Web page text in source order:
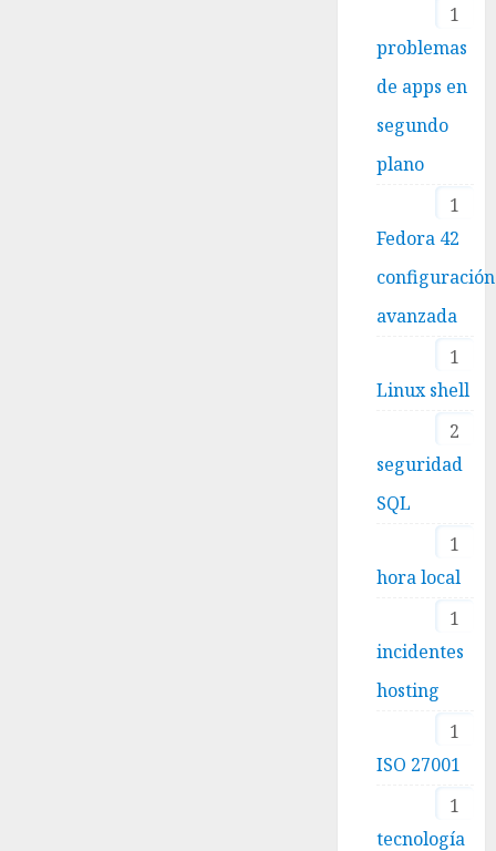
1
problemas
de apps en
segundo
plano
1
Fedora 42
configuración
avanzada
1
Linux shell
2
seguridad
SQL
1
hora local
1
incidentes
hosting
1
ISO 27001
1
tecnología